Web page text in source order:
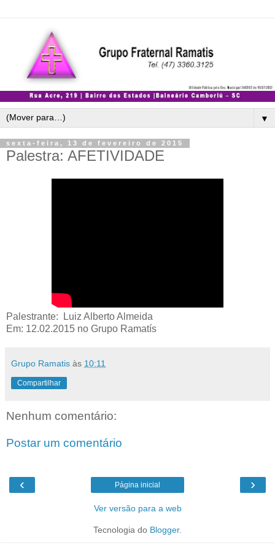
▼
sexta-feira, 13 de fevereiro de 2015
Palestra: AFETIVIDADE
Palestrante: Luiz Alberto Almeida
Em: 12.02.2015 no Grupo Ramatís
Grupo Ramatis às 10:11
Compartilhar
Nenhum comentário:
Postar um comentário
‹ ›
Página inicial
Ver versão para a web
Tecnologia do Blogger.